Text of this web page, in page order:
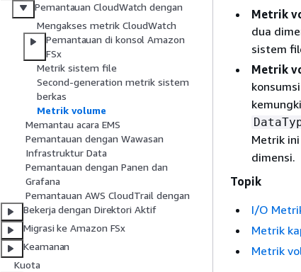
Pemantauan CloudWatch dengan
Mengakses metrik CloudWatch
Pemantauan di konsol Amazon
FSx
Metrik sistem file
Second-generation metrik sistem
berkas
Metrik volume
Memantau acara EMS
Pemantauan dengan Wawasan
Infrastruktur Data
Pemantauan dengan Panen dan
Grafana
Pemantauan AWS CloudTrail dengan
Bekerja dengan Direktori Aktif
Migrasi ke Amazon FSx
Keamanan
Kuota
Metrik
dua
sistem
Metrik
Metrik
dimensi.
Topik
I/O
Metrik
Metrik